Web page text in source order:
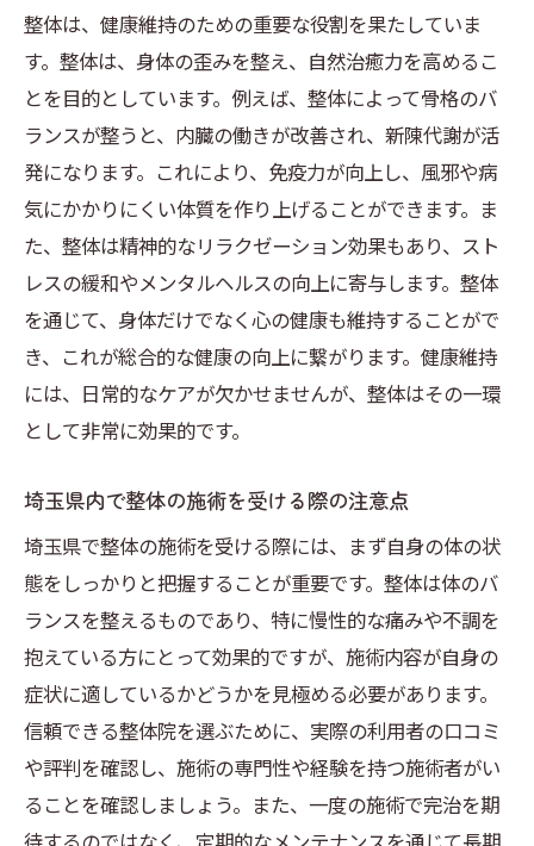
バランスケアによる疲労回復のメカニズム
整体を活用して内臓機能をサポートする方
法
整体とヨガやストレッチの組み合わせで健
康促進
埼玉県で整体を通じて忙しい日常に健康を取り
戻す方法
忙しい人でも受けられる整体ケアの提案
時間がない方のための短時間整体の活用法
整体で疲労をリセットするライフハック
埼玉県で受けられる出張整体のメリット
整体施術を生活習慣に取り入れる方法
整体を通じて心身の健康をサポートする埼玉県
のアプローチ
整体を通じた心の健康へのアプローチ
ストレス解消に役立つ整体のテクニック
整体と瞑想で心身を整える方法
心身の健康を保つための整体プラン
整体とメンタルヘルスの関係を解説
整体を活用したリラクゼーションの提案
整体は、健康維持のための重要な役割を果たしていま
す。整体は、身体の歪みを整え、自然治癒力を高めるこ
とを目的としています。例えば、整体によって骨格のバ
ランスが整うと、内臓の働きが改善され、新陳代謝が活
発になります。これにより、免疫力が向上し、風邪や病
気にかかりにくい体質を作り上げることができます。ま
た、整体は精神的なリラクゼーション効果もあり、スト
レスの緩和やメンタルヘルスの向上に寄与します。整体
を通じて、身体だけでなく心の健康も維持することがで
き、これが総合的な健康の向上に繋がります。健康維持
には、日常的なケアが欠かせませんが、整体はその一環
として非常に効果的です。
埼玉県内で整体の施術を受ける際の注意点
埼玉県で整体の施術を受ける際には、まず自身の体の状
態をしっかりと把握することが重要です。整体は体のバ
ランスを整えるものであり、特に慢性的な痛みや不調を
抱えている方にとって効果的ですが、施術内容が自身の
症状に適しているかどうかを見極める必要があります。
信頼できる整体院を選ぶために、実際の利用者の口コミ
や評判を確認し、施術の専門性や経験を持つ施術者がい
ることを確認しましょう。また、一度の施術で完治を期